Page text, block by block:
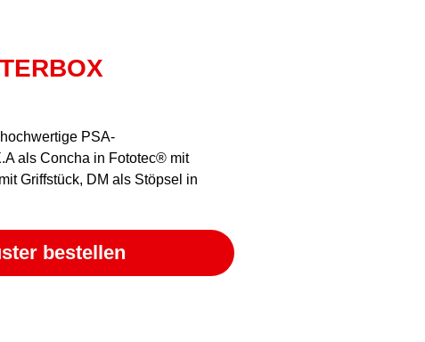
PSA-
als Concha in Fototec® mit
Griffstück, DM als Stöpsel in
bestellen